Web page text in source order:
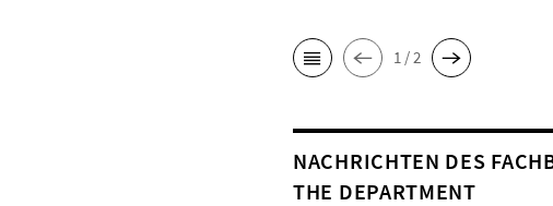
1 / 2
NACHRICHTEN DES
THE DEPARTMENT